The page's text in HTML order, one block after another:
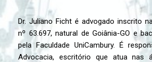
Dr. Juliano Ficht é advogado inscrito
nº 63.697, natural de Goiânia-GO e
pela Faculdade UniCambury. É
Advocacia, escritório que atua nas